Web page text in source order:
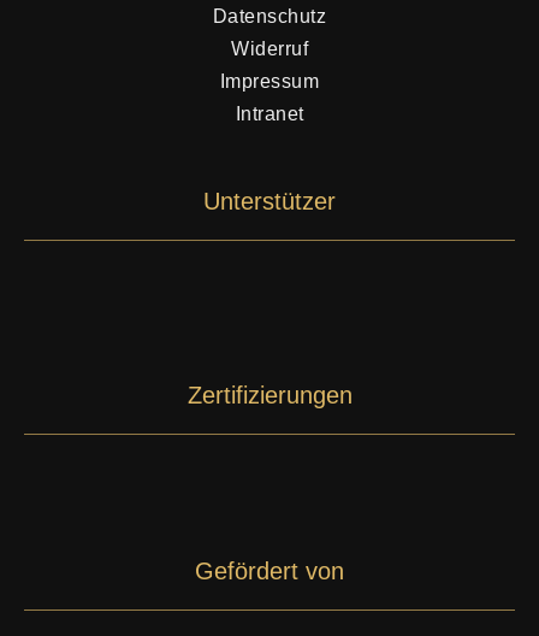
Datenschutz
Widerruf
Impressum
Intranet
Unterstützer
Zertifizierungen
Gefördert von